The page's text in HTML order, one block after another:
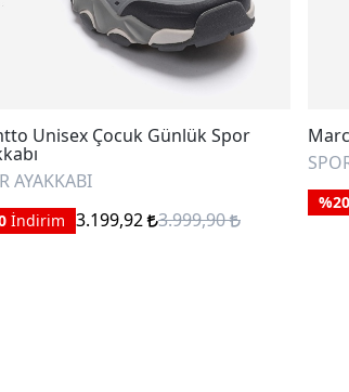
Unisex Çocuk Günlük Spor
AYAKKABI
İndirim 3.199,92 3.999,90
%20